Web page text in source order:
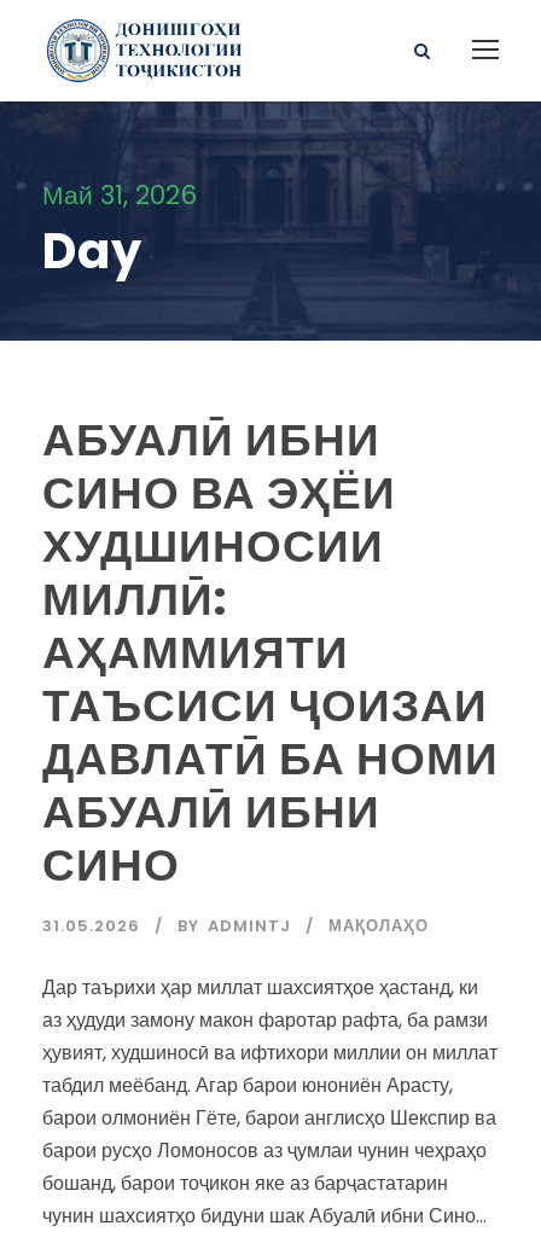
Май 31, 2026
Day
АБУАЛӢ ИБНИ
СИНО ВА ЭҲЁИ
ХУДШИНОСИИ
МИЛЛӢ:
АҲАММИЯТИ
ТАЪСИСИ ҶОИЗАИ
ДАВЛАТӢ БА НОМИ
АБУАЛӢ ИБНИ
СИНО
31.05.2026 BY ADMINTJ МАҚОЛАҲО
Дар таърихи ҳар миллат шахсиятҳое ҳастанд, ки
аз ҳудуди замону макон фаротар рафта, ба рамзи
ҳувият, худшиносӣ ва ифтихори миллии он миллат
табдил меёбанд. Агар барои юнониён Арасту,
барои олмониён Гёте, барои англисҳо Шекспир ва
барои русҳо Ломоносов аз ҷумлаи чунин чеҳраҳо
бошанд, барои тоҷикон яке аз барҷастатарин
чунин шахсиятҳо бидуни шак Абуалӣ ибни Сино...